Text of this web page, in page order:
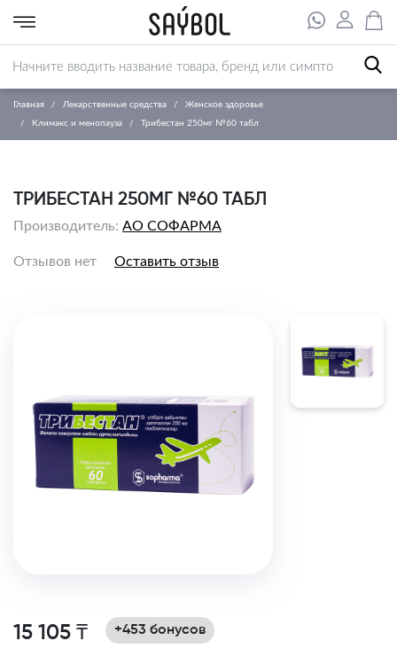
Главная Лекарственные средства Женское здоровье
Климакс и менопауза Трибестан 250мг №60 табл
ТРИБЕСТАН 250МГ №60 ТАБЛ
Производитель: АО СОФАРМА
Отзывов нет Оставить отзыв
15 105 ₸ +453 бонусов